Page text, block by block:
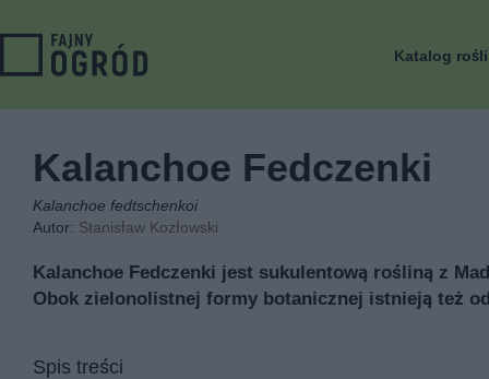
Katalog
Kalanchoe Fedczenki
Kalanchoe fedtschenkoi
Autor: Stanisław Kozłowski
Kalanchoe Fedczenki jest sukulentową rośliną z
Obok zielonolistnej formy botanicznej istnieją też
Spis treści